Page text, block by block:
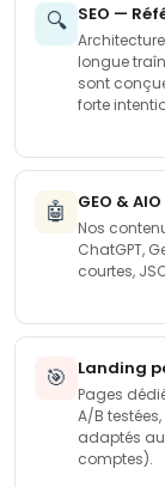
🔍 SEO —
longue
sont
forte
🤖 GEO &
Nos
ChatGPT,
courtes,
🎯 Landing
Pages
A/B
adaptés au
comptes).